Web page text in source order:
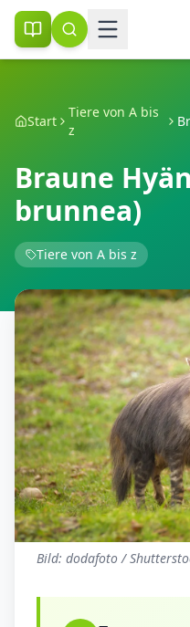
Start
Tiere von A bis
z
Braune
brunnea)
Tiere von A bis z
Bild: dodafoto /